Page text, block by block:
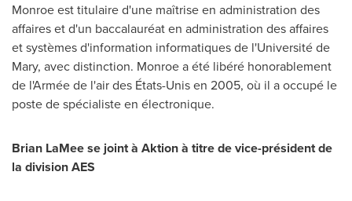
Monroe est titulaire d'une maîtrise en administration des
affaires et d'un baccalauréat en administration des affaires
et systèmes d'information informatiques de l'Université de
Mary, avec distinction. Monroe a été libéré honorablement
de l'Armée de l'air des États-Unis en 2005, où il a occupé le
poste de spécialiste en électronique.
Brian LaMee se joint à Aktion à titre de vice-président de
la division AES